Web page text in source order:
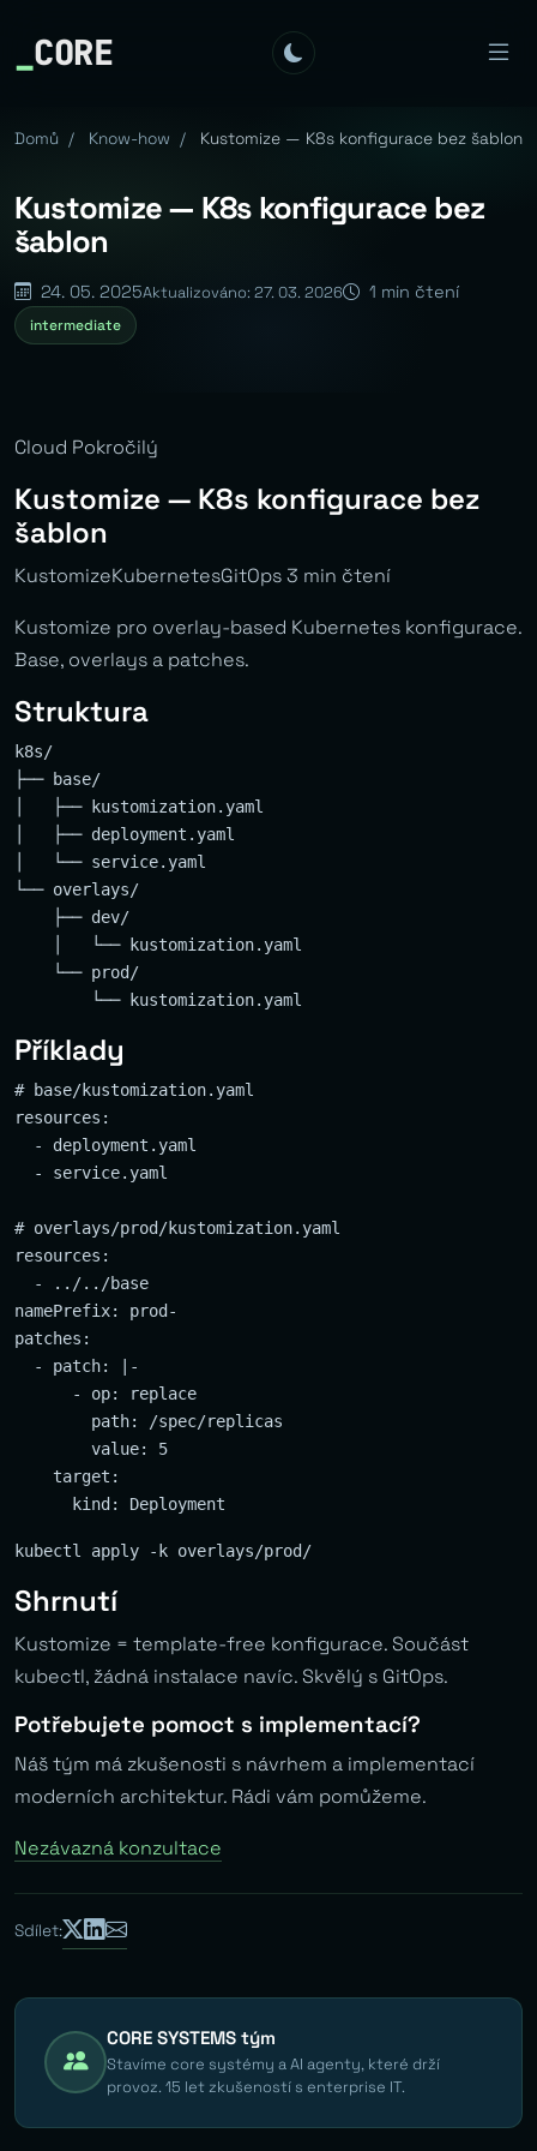
_CORE
Domů / Know-how / Kustomize — K8s konfigurace bez šablon
Kustomize — K8s konfigurace bez
šablon
24. 05. 2025Aktualizováno: 27. 03. 2026 1 min čtení
intermediate
Cloud Pokročilý
Kustomize — K8s konfigurace bez
šablon
KustomizeKubernetesGitOps 3 min čtení
Kustomize pro overlay-based Kubernetes konfigurace.
Base, overlays a patches.
Struktura
k8s/
├── base/
│   ├── kustomization.yaml
│   ├── deployment.yaml
│   └── service.yaml
└── overlays/
    ├── dev/
    │   └── kustomization.yaml
    └── prod/
Příklady
# base/kustomization.yaml
resources:
  - deployment.yaml
  - service.yaml
# overlays/prod/kustomization.yaml
resources:
  - ../../base
namePrefix: prod-
patches:
  - patch: |-
      - op: replace
        path: /spec/replicas
        value: 5
    target:
Shrnutí
Kustomize = template-free konfigurace. Součást
kubectl, žádná instalace navíc. Skvělý s GitOps.
Potřebujete pomoct s implementací?
Náš tým má zkušenosti s návrhem a implementací
moderních architektur. Rádi vám pomůžeme.
Nezávazná konzultace
Sdílet:
CORE SYSTEMS tým
Stavíme core systémy a AI agenty, které drží
provoz. 15 let zkušeností s enterprise IT.